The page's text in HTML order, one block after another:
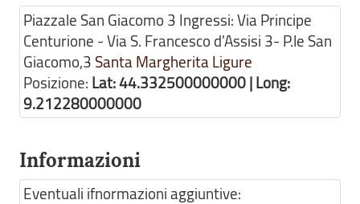
Piazzale San Giacomo 3 Ingressi: Via Principe
Centurione - Via S. Francesco d'Assisi 3- P.le San
Giacomo,3 Santa Margherita Ligure
Posizione: Lat: 44.332500000000 | Long:
9.212280000000
Informazioni
Eventuali ifnormazioni aggiuntive: